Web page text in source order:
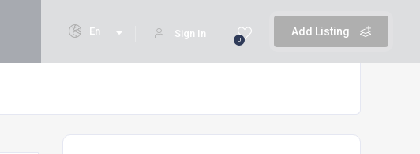
Add Listing
0
Sign In
En